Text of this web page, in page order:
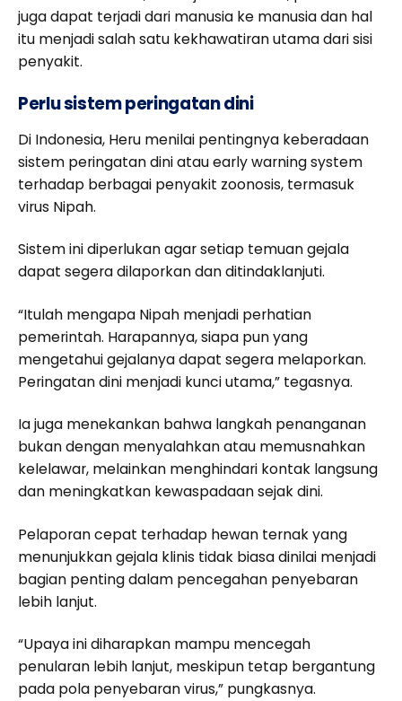
juga dapat terjadi dari manusia ke manusia dan hal
itu menjadi salah satu kekhawatiran utama dari sisi
penyakit.
Perlu sistem peringatan dini
Di Indonesia, Heru menilai pentingnya keberadaan
sistem peringatan dini atau early warning system
terhadap berbagai penyakit zoonosis, termasuk
virus Nipah.
Sistem ini diperlukan agar setiap temuan gejala
dapat segera dilaporkan dan ditindaklanjuti.
“Itulah mengapa Nipah menjadi perhatian
pemerintah. Harapannya, siapa pun yang
mengetahui gejalanya dapat segera melaporkan.
Peringatan dini menjadi kunci utama,” tegasnya.
Ia juga menekankan bahwa langkah penanganan
bukan dengan menyalahkan atau memusnahkan
kelelawar, melainkan menghindari kontak langsung
dan meningkatkan kewaspadaan sejak dini.
Pelaporan cepat terhadap hewan ternak yang
menunjukkan gejala klinis tidak biasa dinilai menjadi
bagian penting dalam pencegahan penyebaran
lebih lanjut.
“Upaya ini diharapkan mampu mencegah
penularan lebih lanjut, meskipun tetap bergantung
pada pola penyebaran virus,” pungkasnya.